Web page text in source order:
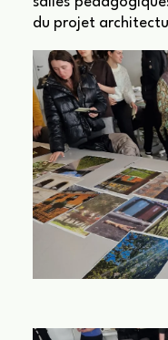
du projet